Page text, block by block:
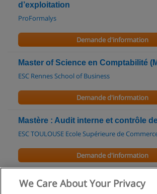
d’exploitation
ProFormalys
Demande d'information
Master of Science en Comptabilité
ESC Rennes School of Business
Demande d'information
Mastère : Audit interne et contrôle
ESC TOULOUSE Ecole Supérieure de
Demande d'information
Stage Theorique: S'initier à la
We Care About Your Privacy